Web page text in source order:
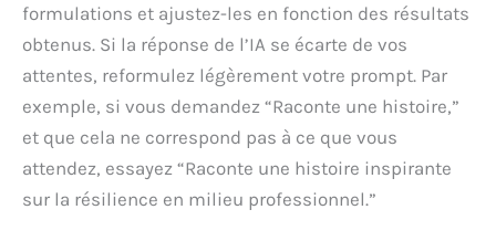
formulations et ajustez-les en fonction des résultats
obtenus. Si la réponse de l’IA se écarte de vos
attentes, reformulez légèrement votre prompt. Par
exemple, si vous demandez “Raconte une histoire,”
et que cela ne correspond pas à ce que vous
attendez, essayez “Raconte une histoire inspirante
sur la résilience en milieu professionnel.”